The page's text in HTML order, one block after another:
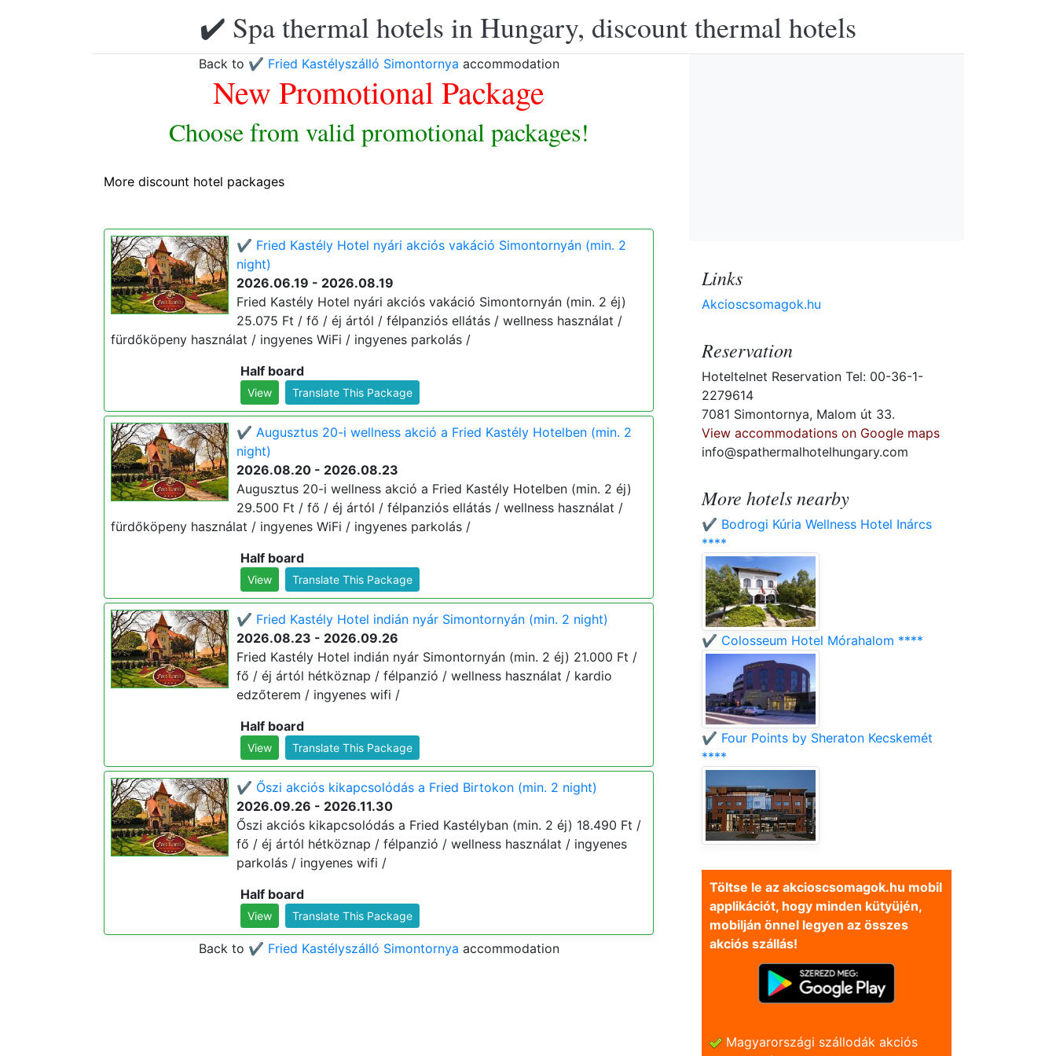
✔️ Spa thermal hotels in Hungary, discount thermal hotels
Back to ✔️ Fried Kastélyszálló Simontornya accommodation
New Promotional Package
Choose from valid promotional packages!
More discount hotel packages
✔️ Fried Kastély Hotel nyári akciós vakáció Simontornyán (min. 2
night)
2026.06.19 - 2026.08.19
Fried Kastély Hotel nyári akciós vakáció Simontornyán (min. 2 éj)
25.075 Ft / fő / éj ártól / félpanziós ellátás / wellness használat /
fürdőköpeny használat / ingyenes WiFi / ingyenes parkolás /
Half board
View Translate This Package
✔️ Augusztus 20-i wellness akció a Fried Kastély Hotelben (min. 2
night)
2026.08.20 - 2026.08.23
Augusztus 20-i wellness akció a Fried Kastély Hotelben (min. 2 éj)
29.500 Ft / fő / éj ártól / félpanziós ellátás / wellness használat /
fürdőköpeny használat / ingyenes WiFi / ingyenes parkolás /
Half board
View Translate This Package
✔️ Fried Kastély Hotel indián nyár Simontornyán (min. 2 night)
2026.08.23 - 2026.09.26
Fried Kastély Hotel indián nyár Simontornyán (min. 2 éj) 21.000 Ft /
fő / éj ártól hétköznap / félpanzió / wellness használat / kardio
edzőterem / ingyenes wifi /
Half board
View Translate This Package
✔️ Őszi akciós kikapcsolódás a Fried Birtokon (min. 2 night)
2026.09.26 - 2026.11.30
Őszi akciós kikapcsolódás a Fried Kastélyban (min. 2 éj) 18.490 Ft /
fő / éj ártól hétköznap / félpanzió / wellness használat / ingyenes
parkolás / ingyenes wifi /
Half board
View Translate This Package
Back to ✔️ Fried Kastélyszálló Simontornya accommodation
Links
Akcioscsomagok.hu
Reservation
Hoteltelnet Reservation Tel: 00-36-1-
2279614
7081 Simontornya, Malom út 33.
View accommodations on Google maps
info@spathermalhotelhungary.com
More hotels nearby
✔️ Bodrogi Kúria Wellness Hotel Inárcs
****
✔️ Colosseum Hotel Mórahalom ****
✔️ Four Points by Sheraton Kecskemét
****
Töltse le az akcioscsomagok.hu mobil
applikációt, hogy minden kütyüjén,
mobilján önnel legyen az összes
akciós szállás!
Magyarországi szállodák akciós